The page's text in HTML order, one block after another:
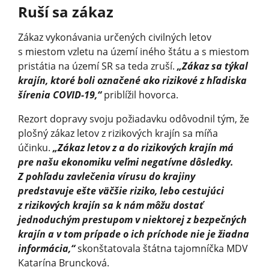
Ruší sa zákaz
Zákaz vykonávania určených civilných letov
s miestom vzletu na území iného štátu a s miestom
pristátia na území SR sa teda zruší. „Zákaz sa týkal
krajín, ktoré boli označené ako rizikové z hľadiska
šírenia COVID-19,“priblížil hovorca.
Rezort dopravy svoju požiadavku odôvodnil tým, že
plošný zákaz letov z rizikových krajín sa míňa
účinku. „Zákaz letov z a do rizikových krajín má
pre našu ekonomiku veľmi negatívne dôsledky.
Z pohľadu zavlečenia vírusu do krajiny
predstavuje ešte väčšie riziko, lebo cestujúci
z rizikových krajín sa k nám môžu dostať
jednoduchým prestupom v niektorej z bezpečných
krajín a v tom prípade o ich príchode nie je žiadna
informácia,“skonštatovala štátna tajomníčka MDV
Katarína Bruncková.